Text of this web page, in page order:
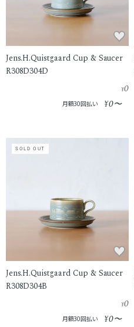
Jens.H.Quistgaard Cup & Saucer
R308D304D
¥0
月額30回払い ¥0〜
SOLD OUT
Jens.H.Quistgaard Cup & Saucer
R308D304B
¥0
月額30回払い ¥0〜